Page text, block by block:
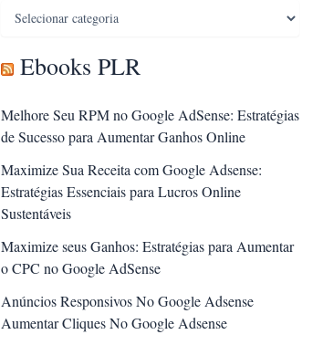
Ebooks PLR
Melhore Seu RPM no Google AdSense: Estratégias
de Sucesso para Aumentar Ganhos Online
Maximize Sua Receita com Google Adsense:
Estratégias Essenciais para Lucros Online
Sustentáveis
Maximize seus Ganhos: Estratégias para Aumentar
o CPC no Google AdSense
Anúncios Responsivos No Google Adsense
Aumentar Cliques No Google Adsense